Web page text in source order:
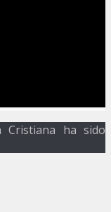
Cristiana ha sido